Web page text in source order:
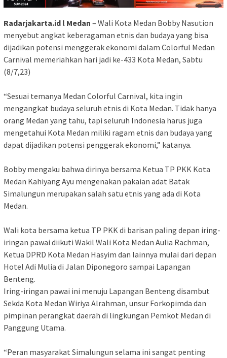
Radarjakarta.id l Medan – Wali Kota Medan Bobby Nasution
menyebut angkat keberagaman etnis dan budaya yang bisa
dijadikan potensi menggerak ekonomi dalam Colorful Medan
Carnival memeriahkan hari jadi ke-433 Kota Medan, Sabtu
(8/7,23)
“Sesuai temanya Medan Colorful Carnival, kita ingin
mengangkat budaya seluruh etnis di Kota Medan. Tidak hanya
orang Medan yang tahu, tapi seluruh Indonesia harus juga
mengetahui Kota Medan miliki ragam etnis dan budaya yang
dapat dijadikan potensi penggerak ekonomi,” katanya.
Bobby mengaku bahwa dirinya bersama Ketua TP PKK Kota
Medan Kahiyang Ayu mengenakan pakaian adat Batak
Simalungun merupakan salah satu etnis yang ada di Kota
Medan.
Wali kota bersama ketua TP PKK di barisan paling depan iring-
iringan pawai diikuti Wakil Wali Kota Medan Aulia Rachman,
Ketua DPRD Kota Medan Hasyim dan lainnya mulai dari depan
Hotel Adi Mulia di Jalan Diponegoro sampai Lapangan
Benteng.
Iring-iringan pawai ini menuju Lapangan Benteng disambut
Sekda Kota Medan Wiriya Alrahman, unsur Forkopimda dan
pimpinan perangkat daerah di lingkungan Pemkot Medan di
Panggung Utama.
“Peran masyarakat Simalungun selama ini sangat penting